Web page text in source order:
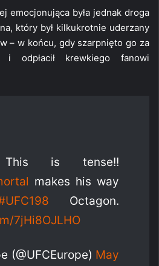
emocjonująca była jednak droga
który był kilkukrotnie uderzany
– w końcu, gdy szarpnięto go za
odpłacił krewkiego fanowi
is tense!!
makes his way
Octagon.
7jHi8OJLHO
(@UFCEurope) May